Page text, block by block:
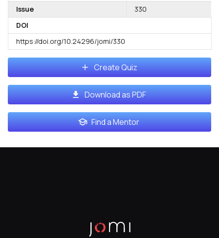
Issue
330
DOI
https://doi.org/10.24296/jomi/330
Create Quiz
Download as PDF
Find a Mentor